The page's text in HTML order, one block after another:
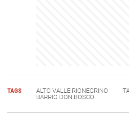
TAGS ALTO VALLE RIONEGRINO
BARRIO DON BOSCO